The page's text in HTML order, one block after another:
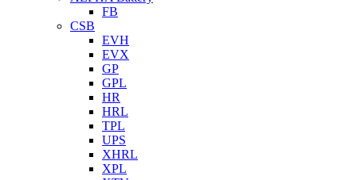
FB
CSB
EVH
EVX
GP
GPL
HR
HRL
TPL
UPS
XHRL
XPL